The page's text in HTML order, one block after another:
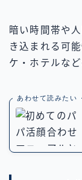
暗い時間帯や
き込まれる可
ケ・ホテルな
あわせて読みたい